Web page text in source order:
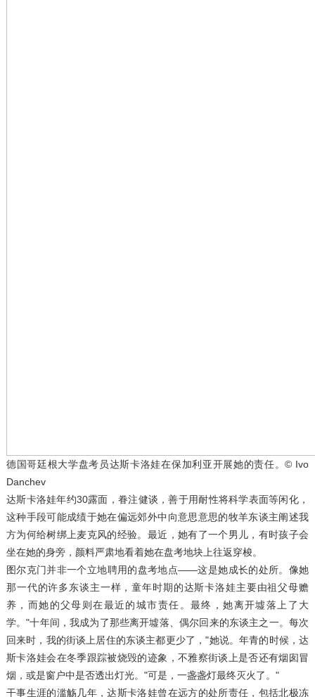
德国哥廷根大学盘考员达斯卡洛娃在保加利亚开展她的责任。© Ivo
Danchev
达斯卡洛娃年约30露面，眷注健谈，善于用耐性将科学表面等闲化，
这种手段可能成绩于她在偏远郊外中向意思意思的牧羊东谈主阐述我
方为何给树绑上麦克风的经验。最近，她有了一个男儿，有时孩子会
坐在她的身旁，颜料严肃地看着她在盘考地块上往返穿梭。
图尔克门并非一个立地聘用的盘考地点——这是她成长的处所。像她
那一代的许多东谈主一样，童年时期的达斯卡洛娃主要由祖父母赡
养，而她的父母则在最近的城市责任。最终，她离开墟落上了大
学。"十年间，我成为了那些离开墟落、偶尔回来的东谈主之一。每次
回来时，我的街谈上居住的东谈主都更少了，"她说。年青的时候，达
斯卡洛娃会在冬季跟踪被烧毁的迹象，不雅察街谈上是否还有烟囱冒
烟，或是窗户中是否透出灯光。"可是，一盏盏灯最终灭火了。"
干事生涯的滥觞几年，达斯卡洛娃曾在远方的处所责任，包括北极冻